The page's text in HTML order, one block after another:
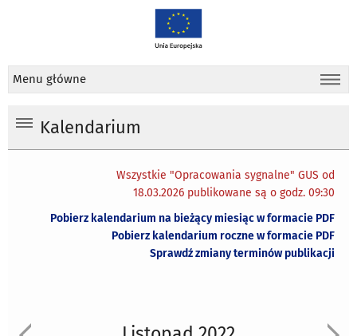
Menu główne
Kalendarium
Wszystkie "Opracowania sygnalne" GUS od
18.03.2026 publikowane są o godz. 09:30
Pobierz kalendarium na bieżący miesiąc w formacie PDF
Pobierz kalendarium roczne w formacie PDF
Sprawdź zmiany terminów publikacji